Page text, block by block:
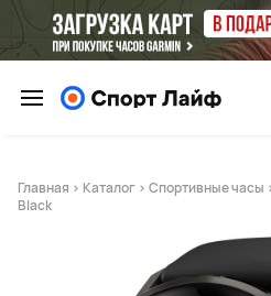
Главная > Каталог > Спортивные часы
Black